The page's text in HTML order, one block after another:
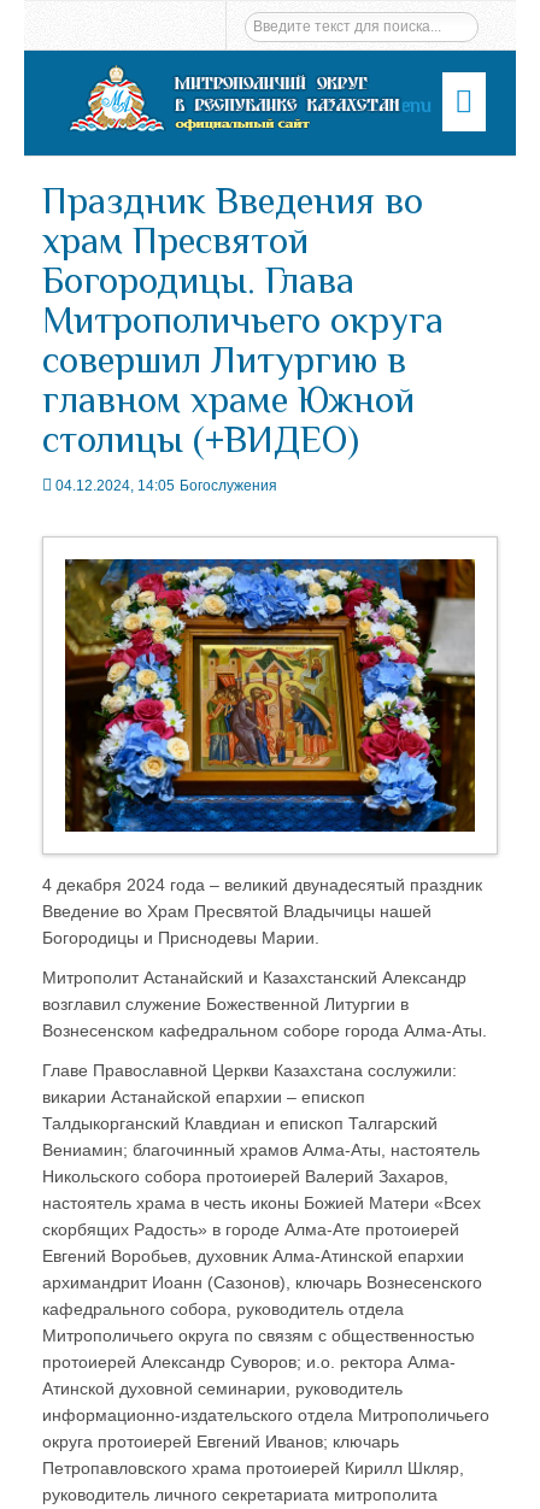
Menu
Праздник Введения во
храм Пресвятой
Богородицы. Глава
Митрополичьего округа
совершил Литургию в
главном храме Южной
столицы (+ВИДЕО)
04.12.2024, 14:05 Богослужения
4 декабря 2024 года – великий двунадесятый праздник
Введение во Храм Пресвятой Владычицы нашей
Богородицы и Приснодевы Марии.
Митрополит Астанайский и Казахстанский Александр
возглавил служение Божественной Литургии в
Вознесенском кафедральном соборе города Алма-Аты.
Главе Православной Церкви Казахстана сослужили:
викарии Астанайской епархии – епископ
Талдыкорганский Клавдиан и епископ Талгарский
Вениамин; благочинный храмов Алма-Аты, настоятель
Никольского собора протоиерей Валерий Захаров,
настоятель храма в честь иконы Божией Матери «Всех
скорбящих Радость» в городе Алма-Ате протоиерей
Евгений Воробьев, духовник Алма-Атинской епархии
архимандрит Иоанн (Сазонов), ключарь Вознесенского
кафедрального собора, руководитель отдела
Митрополичьего округа по связям с общественностью
протоиерей Александр Суворов; и.о. ректора Алма-
Атинской духовной семинарии, руководитель
информационно-издательского отдела Митрополичьего
округа протоиерей Евгений Иванов; ключарь
Петропавловского храма протоиерей Кирилл Шкляр,
руководитель личного секретариата митрополита